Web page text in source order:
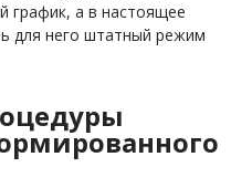
график, а в настоящее
для него штатный режим